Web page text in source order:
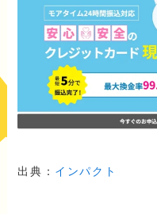
出典： インパクト